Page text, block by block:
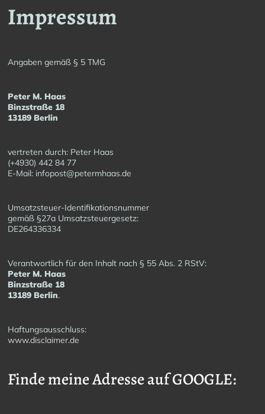
Impressum
Angaben gemäß § 5 TMG
Peter M. Haas
Binzstraße 18
13189 Berlin
vertreten durch: Peter Haas
(+4930) 442 84 77
E-Mail: infopost@petermhaas.de
Umsatzsteuer-Identifikationsnummer
gemäß §27a Umsatzsteuergesetz:
DE264336334
Verantwortlich für den Inhalt nach § 55 Abs. 2 RStV:
Peter M. Haas
Binzstraße 18
13189 Berlin.
Haftungsausschluss:
www.disclaimer.de
Finde meine Adresse auf GOOGLE: